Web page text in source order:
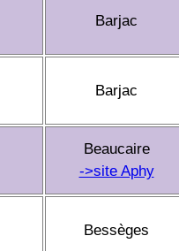
Barjac
Barjac
Beaucaire
->site Aphy
Bessèges